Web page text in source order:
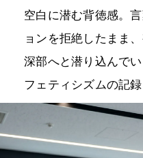
空白に潜む背徳感。
ョンを拒絶したまま
深部へと潜り込んで
フェティシズムの記録